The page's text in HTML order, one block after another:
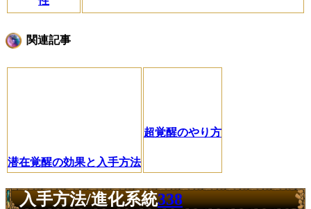
関連記事
潜在覚醒の効果と入手方法
超覚醒のやり方
入手方法/進化系統338